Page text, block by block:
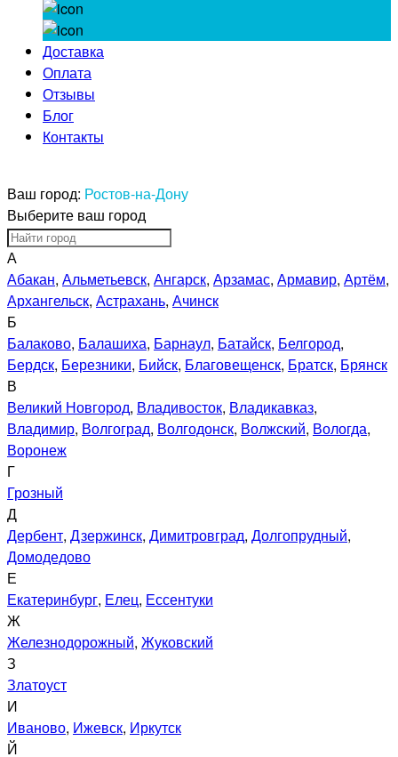
Доставка
Оплата
Отзывы
Блог
Контакты
Ваш город: Ростов-на-Дону
Выберите ваш город
А
Абакан, Альметьевск, Ангарск, Арзамас, Армавир, Артём,
Архангельск, Астрахань, Ачинск
Б
Балаково, Балашиха, Барнаул, Батайск, Белгород,
Бердск, Березники, Бийск, Благовещенск, Братск, Брянск
В
Великий Новгород, Владивосток, Владикавказ,
Владимир, Волгоград, Волгодонск, Волжский, Вологда,
Воронеж
Г
Грозный
Д
Дербент, Дзержинск, Димитровград, Долгопрудный,
Домодедово
Е
Екатеринбург, Елец, Ессентуки
Ж
Железнодорожный, Жуковский
З
Златоуст
И
Иваново, Ижевск, Иркутск
Й